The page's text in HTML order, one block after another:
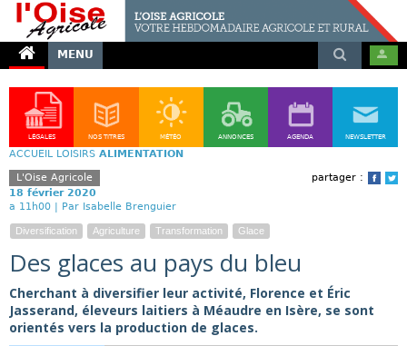
MENU
LÉGALES NOS TITRES MÉTÉO ANNONCES AGENDA NEWSLETTER
ACCUEIL LOISIRS ALIMENTATION
partager :
L'Oise Agricole
18 février 2020
a 11h00 | Par Isabelle Brenguier
Diversification Agriculture Transformation Glace
Des glaces au pays du bleu
Cherchant à diversifier leur activité, Florence et Éric
Jasserand, éleveurs laitiers à Méaudre en Isère, se sont
orientés vers la production de glaces.